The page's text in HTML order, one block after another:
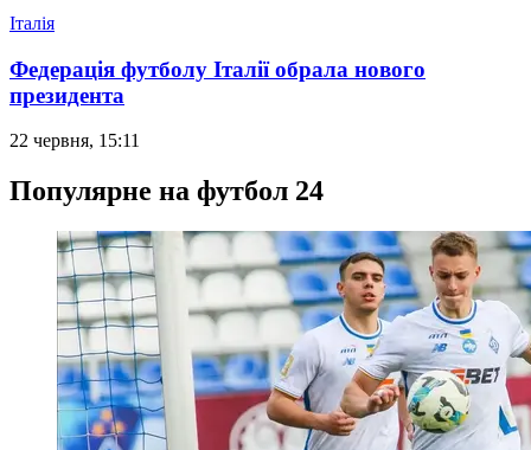
Італія
Федерація футболу Італії обрала нового
президента
22 червня, 15:11
Популярне на футбол 24